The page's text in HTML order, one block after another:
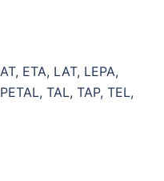
ETA, LAT, LEPA,
TAL, TAP, TEL,